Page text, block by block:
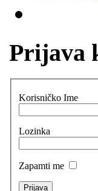
Prijava
Korisničko Ime
Lozinka
Zapamti me